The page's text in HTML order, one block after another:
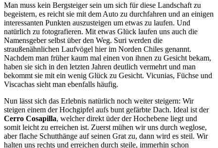
Man muss kein Bergsteiger sein um sich für diese Landschaft zu
begeistern, es reicht sie mit dem Auto zu durchfahren und an einigen
interessanten Punkten auszusteigen um etwas zu laufen. Und
natürlich zu fotografieren. Mit etwas Glück laufen uns auch die
Namensgeber selbst über den Weg. Suri werden die
straußenähnlichen Laufvögel hier im Norden Chiles genannt.
Nachdem man früher kaum mal einen von ihnen zu Gesicht bekam,
haben sie sich in den letzten Jahren deutlich vermehrt und man
bekommt sie mit ein wenig Glück zu Gesicht. Vicunias, Füchse und
Viscachas sieht man ebenfalls häufig.
Nun lässt sich das Erlebnis natürlich noch weiter steigern: Wir
steigen einem der Hochgipfel aufs bunt gefärbte Dach. Ideal ist der
Cerro Cosapilla, welcher direkt üder der Hochebene liegt und
somit leicht zu erreichen ist. Zuerst mühen wir uns durch weglose,
aber flache Schutthänge auf seinen Grat zu, dann wird es steil. Wir
halten uns rechts und erreichen durch steile, immerhin schon